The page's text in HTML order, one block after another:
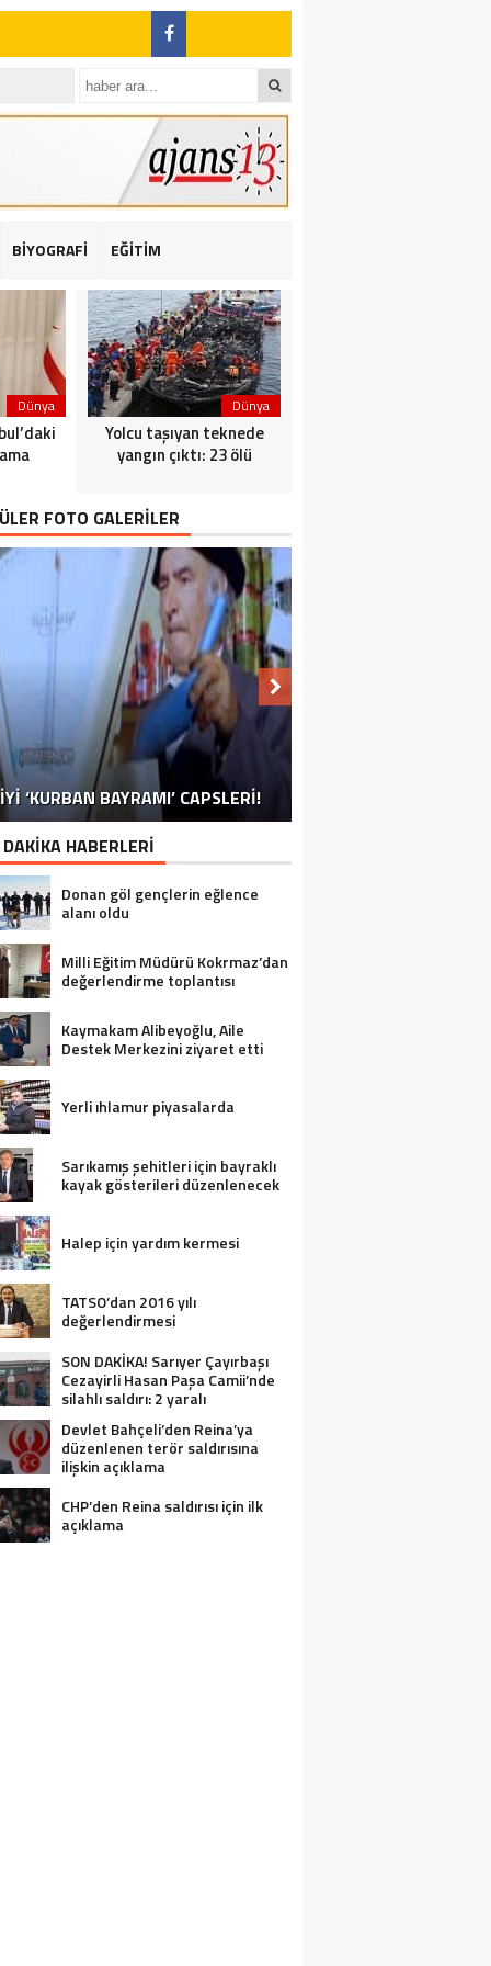
2 yaralı
BİYOGRAFİ EĞİTİM
Dünya Dünya
Yolcu taşıyan teknede
yangın çıktı: 23 ölü
FOTO GALERİLER
TAKVİMİ’NE BİR RAKİP DAHA!
‘KURBAN BAYRAMI’ CAPSLERİ!
SÖYLEMEYEN ESNAF GÖRDÜNÜZ
MÜ?
FOTOĞRAFLARLA HIZAN
FOTOĞRAFLARLA BITLIS
FOTOĞRAFLARLA TATVAN
FOTOĞRAFLARLA GÜROYMAK
FOTOĞRAFLARLA AHLAT
FOTOĞRAFLARLA ADILCEVAZ
FOTOĞRAFLARLA MUTKI
HABERLERİ
Donan göl gençlerin eğlence
alanı oldu
Milli Eğitim Müdürü Kokrmaz’dan
değerlendirme toplantısı
Kaymakam Alibeyoğlu, Aile
Destek Merkezini ziyaret etti
Yerli ıhlamur piyasalarda
Sarıkamış şehitleri için bayraklı
kayak gösterileri düzenlenecek
Halep için yardım kermesi
TATSO’dan 2016 yılı
değerlendirmesi
SON DAKİKA! Sarıyer Çayırbaşı
Cezayirli Hasan Paşa Camii’nde
silahlı saldırı: 2 yaralı
Devlet Bahçeli’den Reina’ya
düzenlenen terör saldırısına
ilişkin açıklama
CHP’den Reina saldırısı için ilk
açıklama